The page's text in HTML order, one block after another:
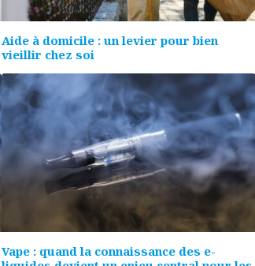
Aide à domicile : un levier pour bien
vieillir chez soi
Vape : quand la connaissance des e-